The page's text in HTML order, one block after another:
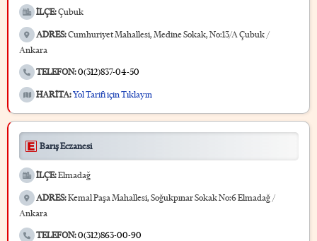
İLÇE:Çubuk
ADRES:Cumhuriyet Mahallesi, Medine Sokak, No:13/A Çubuk /
Ankara
TELEFON:0(312)837-04-50
HARİTA:Yol Tarifi için Tıklayın
Barış Eczanesi
İLÇE:Elmadağ
ADRES:Kemal Paşa Mahallesi, Soğukpınar Sokak No:6 Elmadağ /
Ankara
TELEFON:0(312)863-00-90